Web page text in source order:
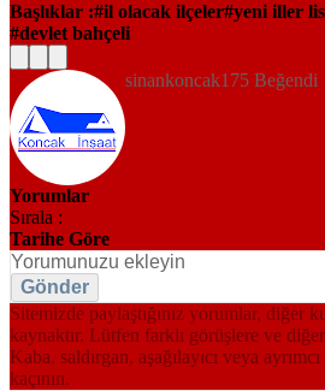
Başlıklar : il olacak ilçeler yeni iller
devlet bahçeli
sinankoncak175 Beğendi
Yorumlar
Sırala :
Tarihe Göre
Gönder
Sitemizde paylaştığınız yorumlar, diğer
kaynaktır. Lütfen farklı görüşlere ve diğer
Kaba, saldırgan, aşağılayıcı veya
kaçının.